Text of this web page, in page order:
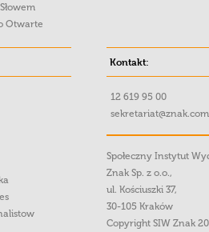
Otwarte
Kontakt:
12 619 95 00
Społeczny Instytut
Znak Sp. z o.o.,
ul. Kościuszki 37,
30-105 Kraków
Copyright SIW Znak